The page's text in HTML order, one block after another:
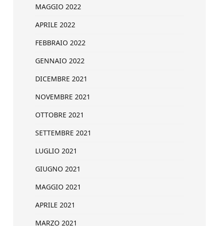
MAGGIO 2022
APRILE 2022
FEBBRAIO 2022
GENNAIO 2022
DICEMBRE 2021
NOVEMBRE 2021
OTTOBRE 2021
SETTEMBRE 2021
LUGLIO 2021
GIUGNO 2021
MAGGIO 2021
APRILE 2021
MARZO 2021